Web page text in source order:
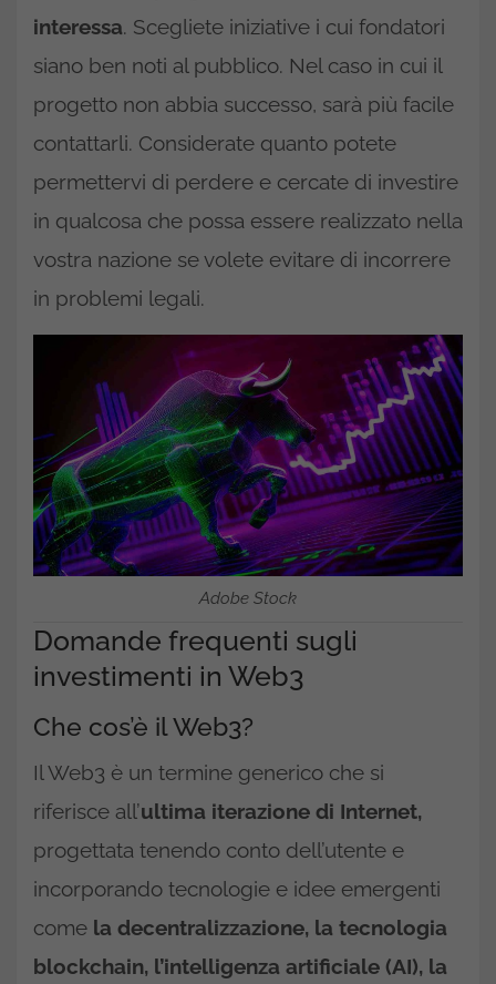
interessa. Scegliete iniziative i cui fondatori
siano ben noti al pubblico. Nel caso in cui il
progetto non abbia successo, sarà più facile
contattarli. Considerate quanto potete
permettervi di perdere e cercate di investire
in qualcosa che possa essere realizzato nella
vostra nazione se volete evitare di incorrere
in problemi legali.
Adobe Stock
Domande frequenti sugli
investimenti in Web3
Che cos’è il Web3?
Il Web3 è un termine generico che si
riferisce all’ultima iterazione di Internet,
progettata tenendo conto dell’utente e
incorporando tecnologie e idee emergenti
come la decentralizzazione, la tecnologia
blockchain, l’intelligenza artificiale (AI), la